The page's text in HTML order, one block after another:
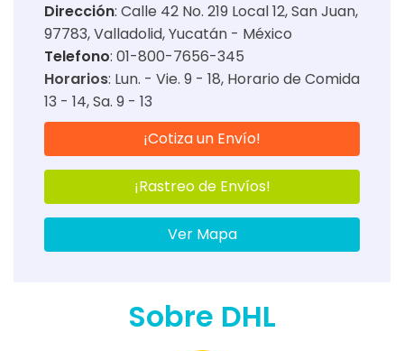
Dirección: Calle 42 No. 219 Local 12, San Juan,
97783, Valladolid, Yucatán - México
Telefono: 01-800-7656-345
Horarios: Lun. - Vie. 9 - 18 Horario de Comida
13 - 14 Sa. 9 - 13
¡Cotiza un Envío!
¡Rastreo de Envíos!
Ver Mapa
Sobre DHL